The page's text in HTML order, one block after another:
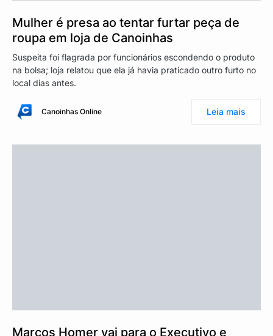
Mulher é presa ao tentar furtar peça de
roupa em loja de Canoinhas
Suspeita foi flagrada por funcionários escondendo o produto
na bolsa; loja relatou que ela já havia praticado outro furto no
local dias antes.
Canoinhas Online Leia mais
Marcos Homer vai para o Executivo e